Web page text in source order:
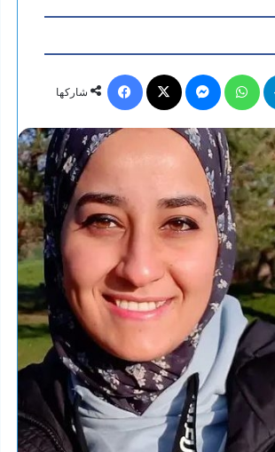
شاركها
ماسنجر واتساب تيلقرام